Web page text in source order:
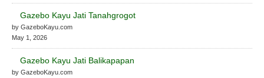
Gazebo Kayu Jati Tanahgrogot
by GazeboKayu.com
May 1, 2026
Gazebo Kayu Jati Balikapapan
by GazeboKayu.com